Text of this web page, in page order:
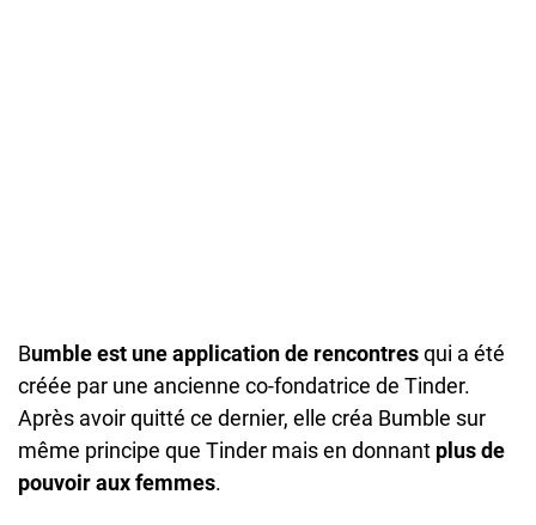
Bumble est une application de rencontresqui a été
créée par une ancienne co-fondatrice de Tinder.
Après avoir quitté ce dernier, elle créa Bumble sur
même principe que Tinder mais en donnant plus de
pouvoir aux femmes.